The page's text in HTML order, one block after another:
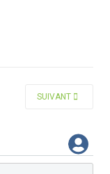
ARTICLE SUIVANT
SUIVANT